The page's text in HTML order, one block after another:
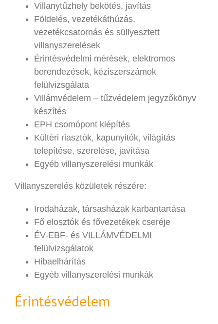
Villanytűzhely bekötés, javítás
Földelés, vezetékáthúzás,
vezetékcsatornás és süllyesztett
villanyszerelések
Érintésvédelmi mérések, elektromos
berendezések, kéziszerszámok
felülvizsgálata
Villámvédelem – tűzvédelem jegyzőkönyv
készítés
EPH csomópont kiépítés
Kültéri riasztók, kapunyitók, világítás
telepítése, szerelése, javítása
Egyéb villanyszerelési munkák
Villanyszerelés közületek részére:
Irodaházak, társasházak karbantartása
Fő elosztók és fővezetékek cseréje
ÉV-EBF- és VILLÁMVÉDELMI
felülvizsgálatok
Hibaelhárítás
Egyéb villanyszerelési munkák
Érintésvédelem